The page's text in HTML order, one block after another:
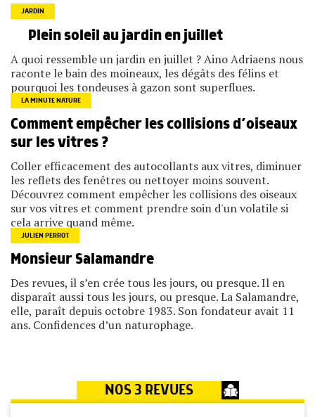
JARDIN
Plein soleil au jardin en juillet
A quoi ressemble un jardin en juillet ? Aino Adriaens nous
raconte le bain des moineaux, les dégâts des félins et
pourquoi les tondeuses à gazon sont superflues.
LA MINUTE NATURE
Comment empêcher les collisions d’oiseaux
sur les vitres ?
Coller efficacement des autocollants aux vitres, diminuer
les reflets des fenêtres ou nettoyer moins souvent.
Découvrez comment empêcher les collisions des oiseaux
sur vos vitres et comment prendre soin d'un volatile si
cela arrive quand même.
JULIEN PERROT
Monsieur Salamandre
Des revues, il s’en crée tous les jours, ou presque. Il en
disparaît aussi tous les jours, ou presque. La Salamandre,
elle, paraît depuis octobre 1983. Son fondateur avait 11
ans. Confidences d’un naturophage.
NOS 3 REVUES